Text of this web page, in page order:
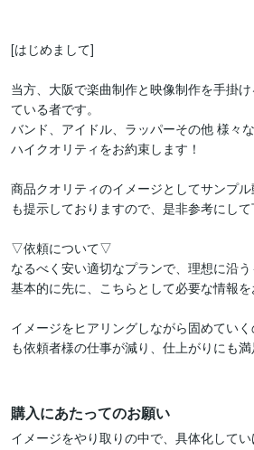
[はじめまして]
当方、大阪で楽曲制作と映像制作を手掛
ている者です。
バンド、アイドル、ラッパーその他 様々
ハイクオリティをお約束します！
商品クオリティのイメージとしてサンプ
も提示しておりますので、是非参考にして
▽依頼について▽
なるべく安い適切なプランで、理想に沿
基本的に先に、こちらとして必要な情報を
イメージをヒアリングしながら固めてい
も依頼者様の仕事が減り、仕上がりにも満
購入にあたってのお願い
イメージをやり取りの中で、具体化してい